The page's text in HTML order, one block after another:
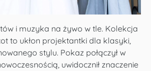
i muzyka na żywo w tle. Kolekcja
to ukłon projektantki dla klasyki,
stylu. Pokaz połączył w
uwidocznił znaczenie